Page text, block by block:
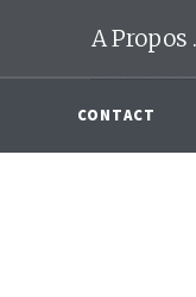
A Propos
CONTACT